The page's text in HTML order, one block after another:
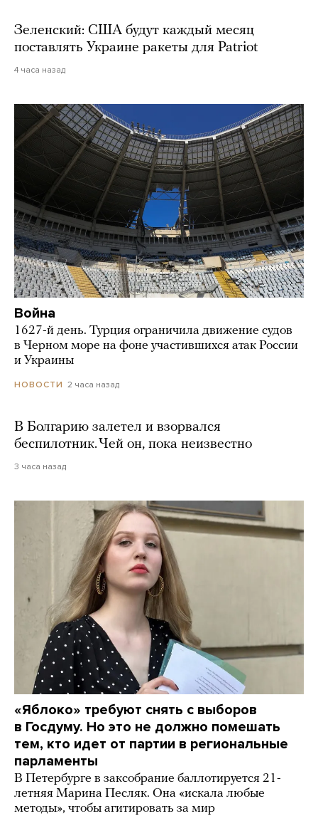
Зеленский: США будут каждый месяц
поставлять Украине ракеты для Patriot
4 часа назад
Война
1627-й день. Турция ограничила движение судов
в Черном море на фоне участившихся атак России
и Украины
НОВОСТИ 2 часа назад
В Болгарию залетел и взорвался
беспилотник. Чей он, пока неизвестно
3 часа назад
«Яблоко» требуют снять с выборов
в Госдуму. Но это не должно помешать
тем, кто идет от партии в региональные
парламенты
В Петербурге в заксобрание баллотируется 21-
летняя Марина Песляк. Она «искала любые
методы», чтобы агитировать за мир